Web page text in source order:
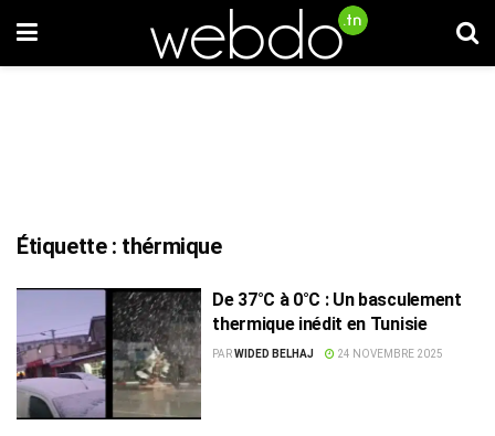
Étiquette : thérmique
De 37°C à 0°C : Un basculement
thermique inédit en Tunisie
PARWIDED BELHAJ 24 NOVEMBRE 2025